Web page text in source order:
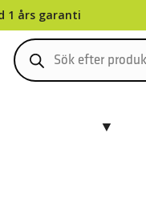
1 års garanti
0